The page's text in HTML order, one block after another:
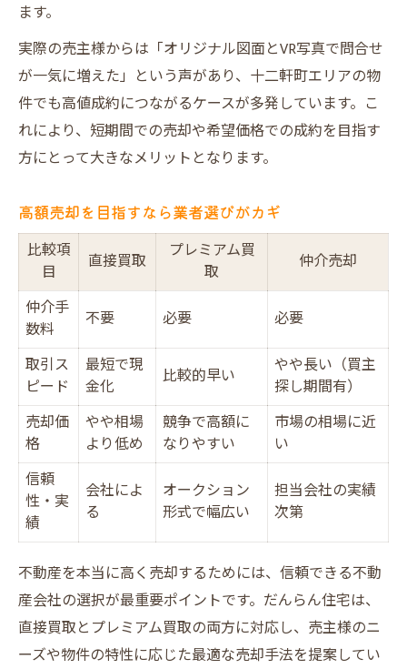
ます。
実際の売主様からは「オリジナル図面とVR写真で問合せ
が一気に増えた」という声があり、十二軒町エリアの物
件でも高値成約につながるケースが多発しています。こ
れにより、短期間での売却や希望価格での成約を目指す
方にとって大きなメリットとなります。
高額売却を目指すなら業者選びがカギ
比較項
目
直接買取
プレミアム買
取
仲介売却
仲介手
数料
不要 必要
必要
取引ス
ピード
最短で現
金化
比較的早い
やや長い（買主
探し期間有）
売却価
格
やや相場
より低め
競争で高額に
なりやすい
市場の相場に近
い
信頼
性・実
績
会社によ
る
オークション
形式で幅広い
担当会社の実績
次第
不動産を本当に高く売却するためには、信頼できる不動
産会社の選択が最重要ポイントです。だんらん住宅は、
直接買取とプレミアム買取の両方に対応し、売主様のニ
ーズや物件の特性に応じた最適な売却手法を提案してい